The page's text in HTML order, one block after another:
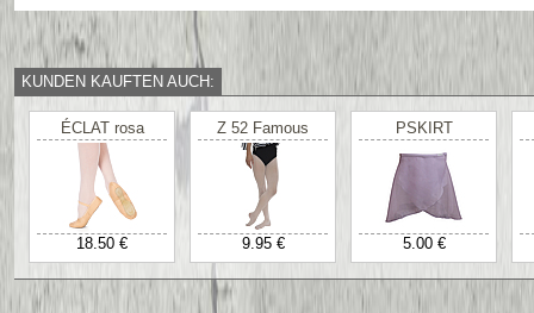
KUNDEN KAUFTEN AUCH:
ÉCLAT rosa
18.50 €
Z 52 Famous
9.95 €
PSKIRT
5.00 €